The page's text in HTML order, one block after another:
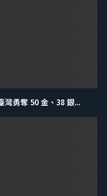
灣勇奪 50 金、38 銀...